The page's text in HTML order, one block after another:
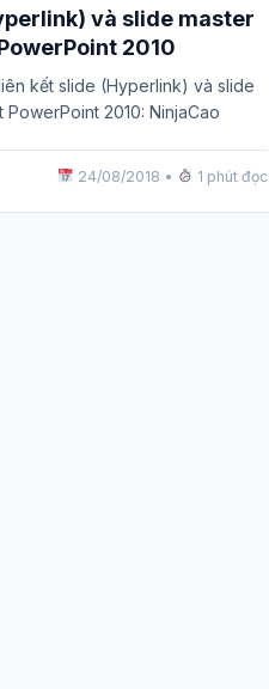
và slide master
2010
kết slide (Hyperlink) và slide
2010: NinjaCao
24/08/2018 • 1 phút đọc